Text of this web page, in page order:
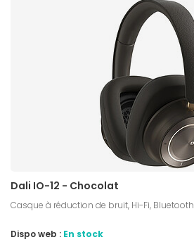
Dali IO-12 - Chocolat
Casque à réduction de bruit, Hi-Fi, Bluetooth
Dispo web : En stock